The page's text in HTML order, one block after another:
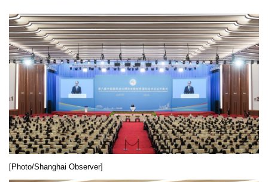
[Photo/Shanghai Observer]